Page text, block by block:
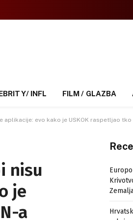
INFL FILM / GLAZBA
evo kako je USKOK raspetljao
nisu
je
a